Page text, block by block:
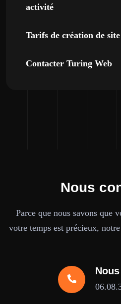
activité
Tarifs de création de
Contacter Turing Web
Nous
Parce que nous savons que
votre temps est précieux,